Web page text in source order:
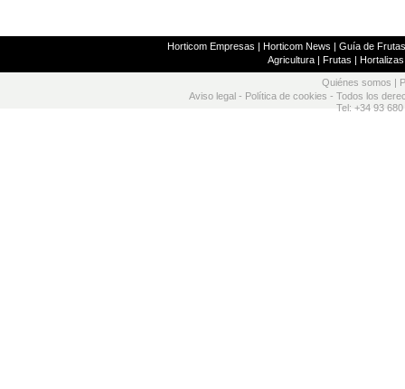
Horticom Empresas | Horticom News | Guía de
Agricultura| Frutas | Hortalizas
Quiénes somos
Aviso legal - Política de cookies - Todos los
Tel: +34 93